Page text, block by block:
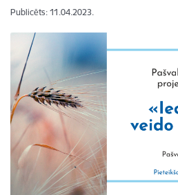
Publicēts: 11.04.2023.